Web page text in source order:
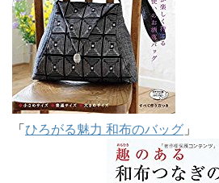
「 ひろがる魅力 和布のバッグ 」